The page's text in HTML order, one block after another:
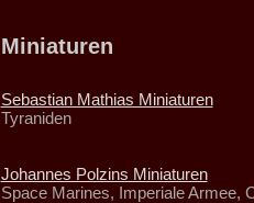
Miniaturen
Sebastian Mathias Miniaturen
Tyraniden
Johannes Polzins Miniaturen
Space Marines, Imperiale Armee,